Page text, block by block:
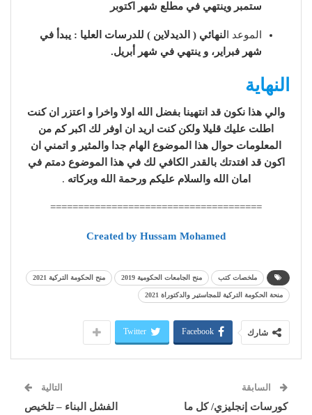
ستمبر وينتهي في مطلع شهر اكتوبر
الموعد ا لنهائي ( الديدلاين ) للدرسات العليا : يبدأ في
شهر فبراير، و ينتهي في شهر أبريل.
النهاية
والي هذا نكون قد انتهينا بفضل الله اولا واخرا و اعتزر ان كنت
اطلت عليك قليلا ولكن كنت اريد ان اوفر لك اكبر كم من
المعلومات حوال هذا الموضوع الهام جدا والمثير و اتمني ان
اكون قد افتدتك بالقدر الكافي لك في هذا الموضوع دمتم في
امان الله والسلام عليكم ورحمة الله وبركاته .
======================================
Created by Hussam Mohamed
ملخصات كتب منح الجامعات الحكومية 2019 منح الحكومة التركية 2021
منحة الحكومة التركية للمجاستير والدكتوراة 2021
شارك Facebook
Twitter
السابقة
كورسات إنجليزي/ كل ما
التالية
الفشل البناء – تلخيص